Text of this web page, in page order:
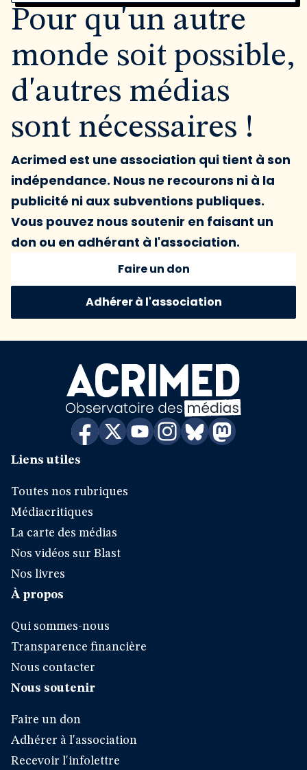
Pour qu'un autre
monde soit possible,
d'autres médias
sont nécessaires !
Acrimed est une association qui tient à son
indépendance. Nous ne recourons ni à la
publicité ni aux subventions publiques.
Vous pouvez nous soutenir en faisant un
don ou en adhérant à l'association.
Faire un don
Adhérer à l'association
Liens utiles
Toutes nos rubriques
Médiacritiques
La carte des médias
Nos vidéos sur Blast
Nos livres
À propos
Qui sommes-nous
Transparence financière
Nous contacter
Nous soutenir
Faire un don
Adhérer à l'association
Recevoir l'infolettre